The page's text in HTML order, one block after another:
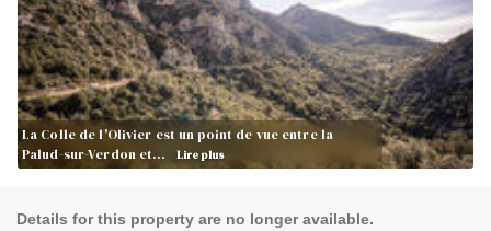
La Colle de l'Olivier est un point de vue entre la
Palud-sur-Verdon et…
Lire plus
Details for this property are no longer available.